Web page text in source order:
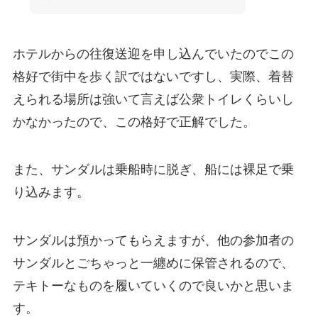
ホテルからの往復送迎を申し込んでいたのでこの
格好で街中を歩く訳ではないですし、実際、着替
えられる場所は強いて言えば公衆トイレくらいし
かなかったので、この格好で正解でした。
また、サンダルは乗船時に脱ぎ、船には裸足で乗
り込みます。
サンダルは預かってもらえますが、他の参加者の
サンダルとごちゃっと一纏めに保管されるので、
テキトーなものを履いていくので良いかと思いま
す。